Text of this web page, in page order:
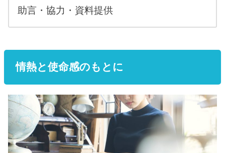
助言・協力・資料提供
情熱と使命感のもとに